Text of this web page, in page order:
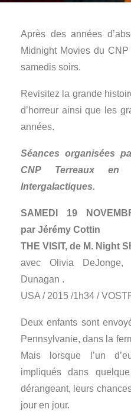
Après des années
Midnight Movies du
samedis soirs.
Revisitez la grande
d’horreur ainsi que les
années.
Séances organisées
CNP Terreaux en
Intergalactiques.
SAMEDI 19
par Jérémy Cottin
THE VISIT, de M. Night
avec Olivia DeJonge,
Dunagan .
USA / 2015 /1h34 /
Deux enfants sont
Pennsylvanie, dans la
Mais lorsque l’un
impliqués dans
dérangeant, leurs
jour en jour.